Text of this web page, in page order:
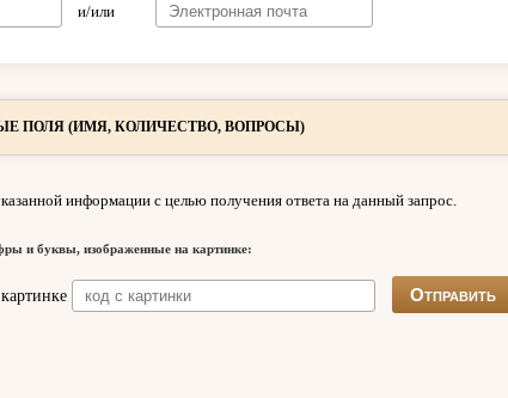
и/или
ПОЛЯ (ИМЯ, КОЛИЧЕСТВО, ВОПРОСЫ)
информации с целью получения ответа на данный запрос.
и буквы, изображенные на картинке: